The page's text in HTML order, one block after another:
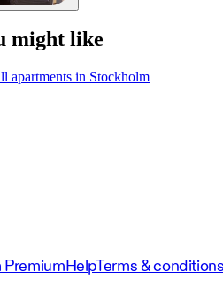
might like
apartments in Stockholm
PremiumHelpTerms &